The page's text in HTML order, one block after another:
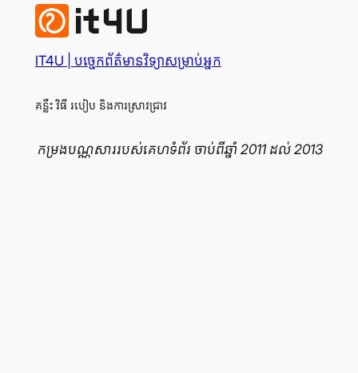
IT4U | បច្ចេក​ព័ត៌មានវិទ្យា​សម្រាប់​អ្នក
គន្លឹះ វិធី របៀប និង​ការ​ស្រាវ​ជ្រាវ
កម្រងបណ្ណសាររបស់គេហទំព័រ ចាប់ពីឆ្នាំ 2011 ដល់ 2013